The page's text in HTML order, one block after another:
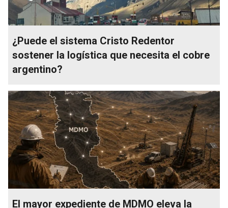
¿Puede el sistema Cristo Redentor
sostener la logística que necesita el cobre
argentino?
El mayor expediente de MDMO eleva la